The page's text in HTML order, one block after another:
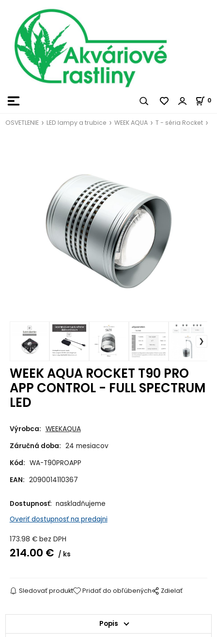
0
OSVETLENIE LED lampy a trubice WEEK AQUA T - séria Rocket
WEEK AQUA ROCKET T90 PRO
APP CONTROL - FULL SPECTRUM
LED
Výrobca: WEEKAQUA
Záručná doba: 24 mesiacov
Kód: WA-T90PROAPP
EAN: 2090014110367
Dostupnosť: naskladňujeme
Overiť dostupnosť na predajni
173.98 € bez DPH
214.00 € ks
Sledovať produkt Pridať do obľúbených Zdielať
Popis